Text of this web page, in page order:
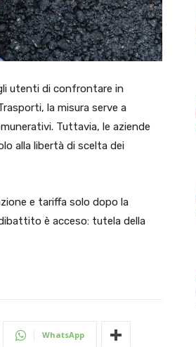
utenti di confrontare in
la misura serve a
Tuttavia, le aziende
alla libertà di scelta dei
e tariffa solo dopo la
è acceso: tutela della
WhatsApp